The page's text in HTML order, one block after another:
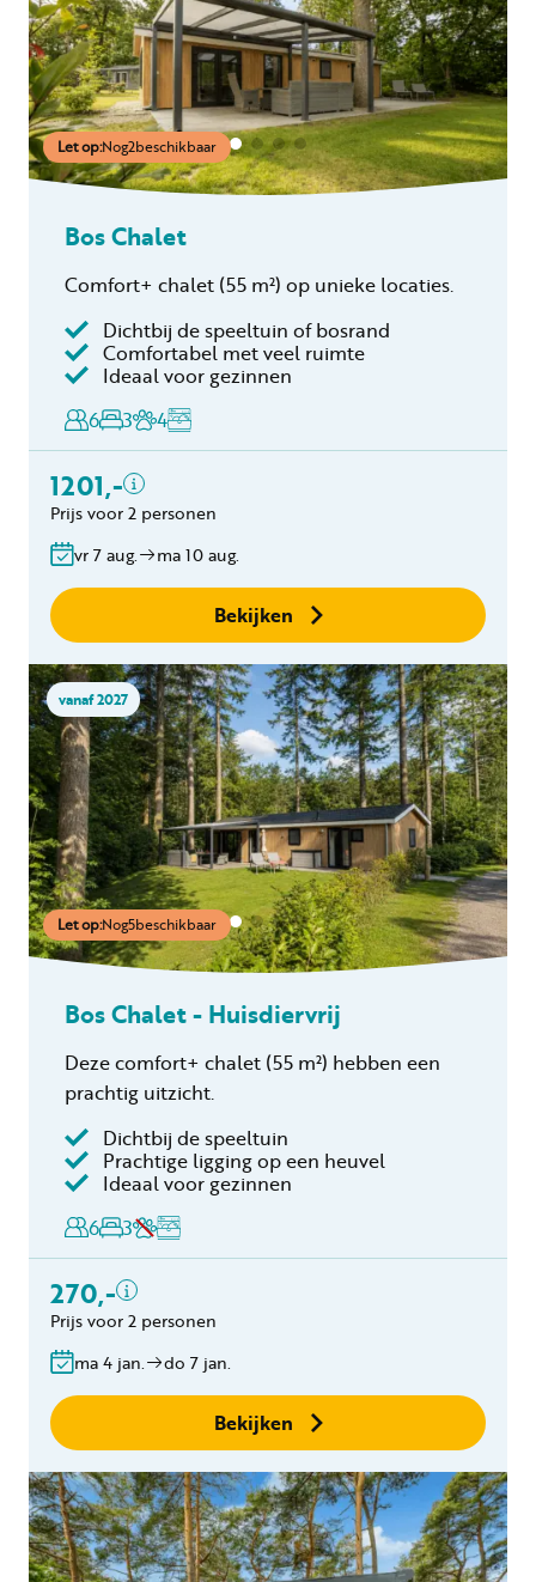
Let op:Nog2beschikbaar
Bos Chalet
Comfort+ chalet (55 m²) op unieke locaties.
Dichtbij de speeltuin of bosrand
Comfortabel met veel ruimte
Ideaal voor gezinnen
6
3 4
1201,-
Inclusief
Toeristenbelasting
binnen 24 uur
Geen boekingskosten
Prijs voor 2 personen
vr 7 aug. ma 10 aug.
Bekijken
Let op:Nog5beschikbaar
vanaf 2027
Bos Chalet - Huisdiervrij
Deze comfort+ chalet (55 m²) hebben een
prachtig uitzicht.
Dichtbij de speeltuin
Prachtige ligging op een heuvel
Ideaal voor gezinnen
6
3
270,-
Inclusief
binnen 24 uur
Prijs voor 2 personen
ma 4 jan. do 7 jan.
Bekijken